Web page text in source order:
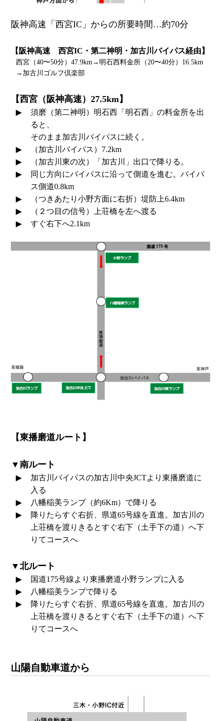
阪神高速「西宮IC」からの所要時間…約70分
【阪神高速 西宮IC・第二神明・加古川バイパス経由】
西宮（40〜50分）47.9km→明石西料金所（20〜40分）16.5km
→加古川ゴルフ倶楽部
【西宮（阪神高速）27.5km】
須磨（第二神明）明石西「明石西」の料金所を出
ると、
そのまま加古川バイパスに続く。
（加古川バイパス）7.2km
（加古川東の次）「加古川」出口で降りる。
同じ方向にバイパスに沿って側道を進む。バイパ
ス側道0.8km
（つきあたり小野方面に右折）堤防上6.4km
（２つ目の信号）上荘橋を左へ渡る
すぐ右下へ2.1km
【東播磨道ルート】
▼南ルート
加古川バイパスの加古川中央JCTより東播磨道に
入る
八幡稲美ランプ（約6Km）で降りる
降りたらすぐ右折、県道65号線を直進。加古川の
上荘橋を渡りきるとすぐ右下（土手下の道）へ下
りてコースへ
▼北ルート
国道175号線より東播磨道小野ランプに入る
八幡稲美ランプで降りる
降りたらすぐ右折、県道65号線を直進。加古川の
上荘橋を渡りきるとすぐ右下（土手下の道）へ下
りてコースへ
山陽自動車道から